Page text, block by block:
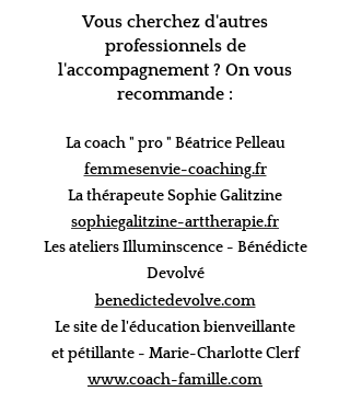
Vous cherchez d'autres
professionnels de
l'accompagnement ? On vous
recommande :
La coach " pro " Béatrice Pelleau
femmesenvie-coaching.fr
La thérapeuteSophie Galitzine
sophiegalitzine-arttherapie.fr
Les ateliers Illuminscence - Bénédicte
Devolvé
benedictedevolve.com
Le site de l'éducation bienveillante
et pétillante - Marie-Charlotte Clerf
www.coach-famille.com